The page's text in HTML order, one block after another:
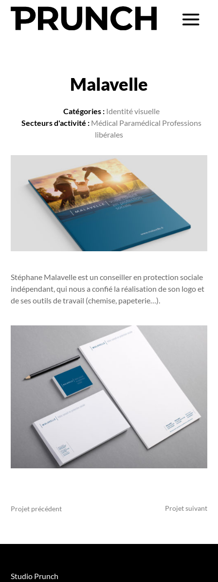
Malavelle
Catégories : Identité visuelle
Secteurs d'activité : Médical Paramédical Professions
libérales
Stéphane Malavelle est un conseiller en protection sociale
indépendant, qui nous a confié la réalisation de son logo et
de ses outils de travail (chemise, papeterie…).
Projet précédent Projet suivant
Studio Prunch